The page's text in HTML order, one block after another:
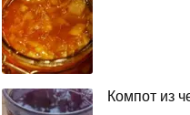
Компот из